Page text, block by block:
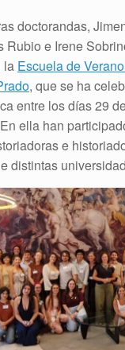
doctorandas,
Rubio e Irene
la Escuela de
, que se ha
entre los días 29
ella han
e
distintas